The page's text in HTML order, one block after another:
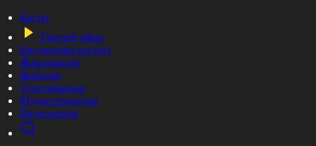
Басты
Тікелей эфир
Бағдарлама кестесі
Жаңалықтар
Жобалар
Телехикаялар
Мультсериалдар
Видеоархив